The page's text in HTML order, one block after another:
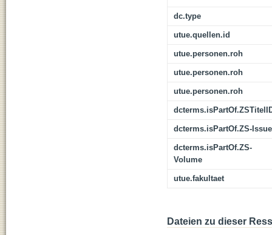
dc.type
utue.quellen.id
utue.personen.roh
utue.personen.roh
utue.personen.roh
dcterms.isPartOf.ZS-Issue
dcterms.isPartOf.ZS-
Volume
utue.fakultaet
Dateien zu dieser